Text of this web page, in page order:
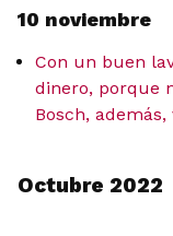
10 noviembre
Con un buen
dinero, porque
Bosch,
Octubre 2022